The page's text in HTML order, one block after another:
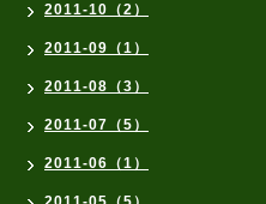
2011-10（2）
2011-09（1）
2011-08（3）
2011-07（5）
2011-06（1）